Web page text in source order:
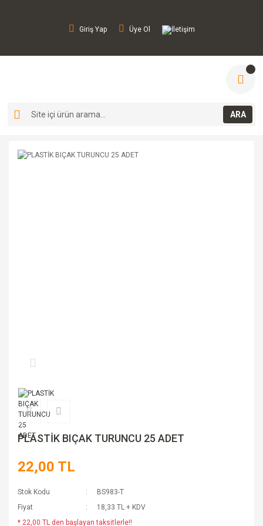
Giriş Yap Üye Ol İletişim
ARA
PLASTİK BIÇAK TURUNCU 25 ADET
22,00 TL
Stok Kodu
BS983-T
Fiyat
18,33 TL + KDV
* 22,00 TL den başlayan taksitlerle!!